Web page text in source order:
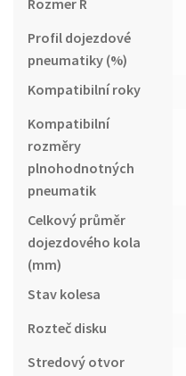
Profil dojezdové
pneumatiky (%)
Kompatibilní roky
Kompatibilní
rozměry
plnohodnotných
pneumatik
Celkový průměr
dojezdového kola
(mm)
Stav kolesa
Rozteč disku
Stredový otvor